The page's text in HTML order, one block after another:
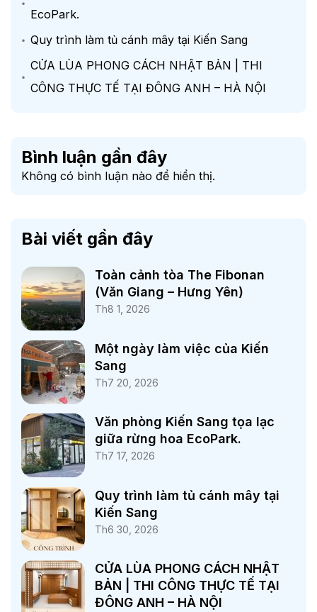
EcoPark.
Quy trình làm tủ cánh mây tại Kiến Sang
CỬA LÙA PHONG CÁCH NHẬT BẢN | THI
CÔNG THỰC TẾ TẠI ĐÔNG ANH – HÀ NỘI
Bình luận gần đây
Không có bình luận nào để hiển thị.
Bài viết gần đây
Toàn cảnh tòa The Fibonan
(Văn Giang – Hưng Yên)
Th8 1, 2026
Một ngày làm việc của Kiến
Sang
Th7 20, 2026
Văn phòng Kiến Sang tọa lạc
giữa rừng hoa EcoPark.
Th7 17, 2026
Quy trình làm tủ cánh mây tại
Kiến Sang
Th6 30, 2026
CỬA LÙA PHONG CÁCH NHẬT
BẢN | THI CÔNG THỰC TẾ TẠI
ĐÔNG ANH – HÀ NỘI